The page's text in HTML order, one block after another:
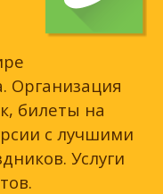
Организация
билеты на
с лучшими
Услуги